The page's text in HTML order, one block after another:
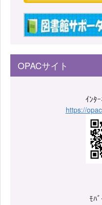
OPACサイト
ｲﾝﾀ
https://
ﾓﾊ